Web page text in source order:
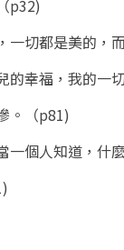
p32)
一切都是美的，
幸福，我的一
。（p81)
一個人知道，什